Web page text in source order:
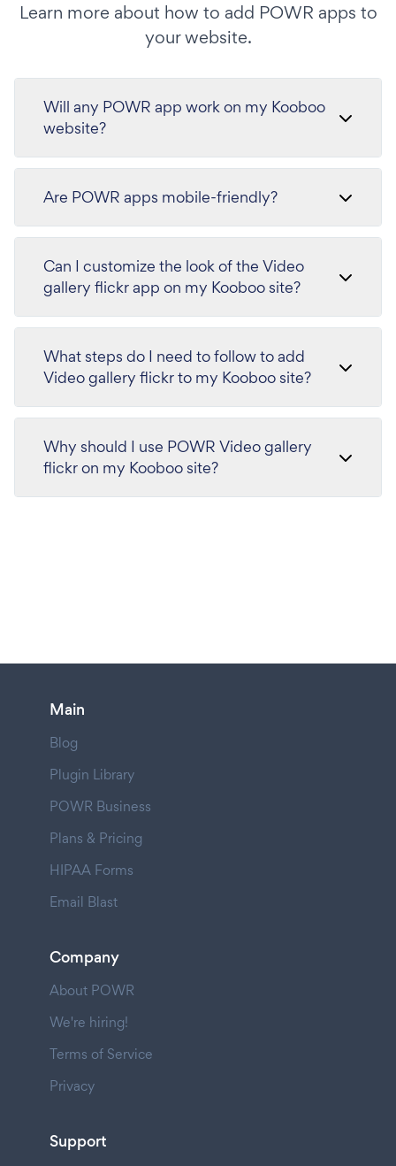
Learn more about how to add POWR apps to
your website.
Will any POWR app work on my Kooboo
website?
Are POWR apps mobile-friendly?
Can I customize the look of the Video
gallery flickr app on my Kooboo site?
What steps do I need to follow to add
Video gallery flickr to my Kooboo site?
Why should I use POWR Video gallery
flickr on my Kooboo site?
Main
Blog
Plugin Library
POWR Business
Plans & Pricing
HIPAA Forms
Email Blast
Company
About POWR
We're hiring!
Terms of Service
Privacy
Support